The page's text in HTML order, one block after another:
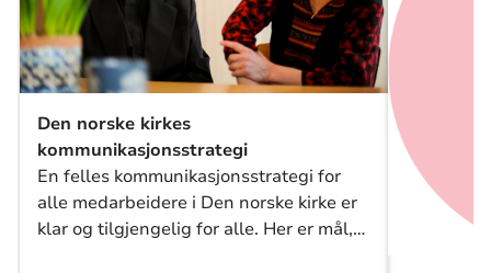
Den norske kirkes
kommunikasjonsstrategi
En felles kommunikasjonsstrategi for
alle medarbeidere i Den norske kirke er
klar og tilgjengelig for alle. Her er mål,